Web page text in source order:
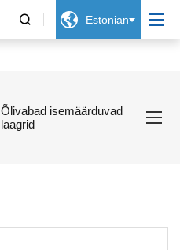
  Estonian
Õlivabad isemäärduvad
laagrid